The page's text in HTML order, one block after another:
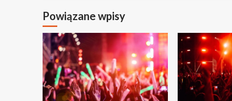
Powiązane wpisy